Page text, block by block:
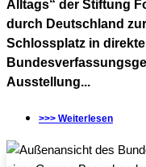
Alltags“ der Stiftung
durch Deutschland
Schlossplatz in
Ausstellung...
>>> Weiterlesen